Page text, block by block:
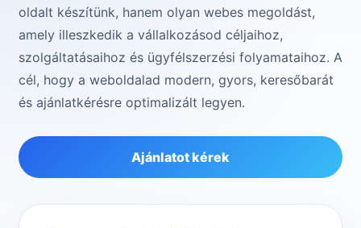
oldalt készítünk, hanem olyan webes megoldást,
amely illeszkedik a vállalkozásod céljaihoz,
szolgáltatásaihoz és ügyfélszerzési folyamataihoz. A
cél, hogy a weboldalad modern, gyors, keresőbarát
és ajánlatkérésre optimalizált legyen.
Ajánlatot kérek